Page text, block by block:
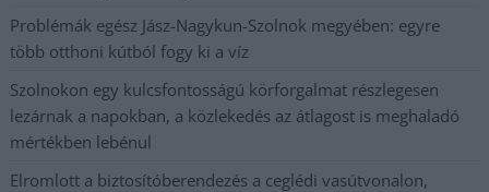
Problémák egész Jász-Nagykun-Szolnok megyében: egyre
több otthoni kútból fogy ki a víz
Szolnokon egy kulcsfontosságú körforgalmat részlegesen
lezárnak a napokban, a közlekedés az átlagost is meghaladó
mértékben lebénul
Elromlott a biztosítóberendezés a ceglédi vasútvonalon,